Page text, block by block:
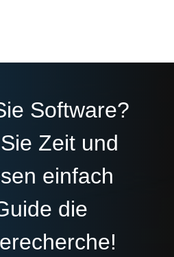
Software?
Zeit und
einfach
die